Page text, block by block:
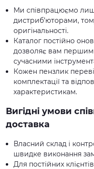
Ми співпрацюємо
дистриб’юторами,
оригінальності.
Каталог постійно
дозволяє вам
сучасними
Кожен пензлик
комплектації та
характеристикам.
Вигідні умови
доставка
Власний склад і
швидке виконання
Для постійних